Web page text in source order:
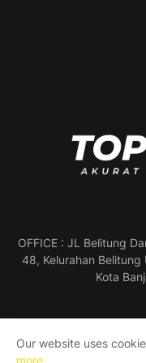
OFFICE : JL Belitung
48, Kelurahan Belitung
Kota
Profil
Our website uses
more